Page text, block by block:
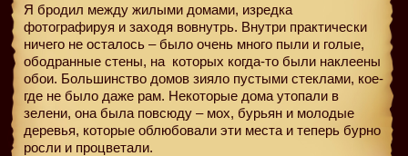
Я бродил между жилыми домами, изредка
фотографируя и заходя вовнутрь. Внутри практически
ничего не осталось – было очень много пыли и голые,
ободранные стены, на которых когда-то были наклеены
обои. Большинство домов зияло пустыми стеклами, кое-
где не было даже рам. Некоторые дома утопали в
зелени, она была повсюду – мох, бурьян и молодые
деревья, которые облюбовали эти места и теперь бурно
росли и процветали.